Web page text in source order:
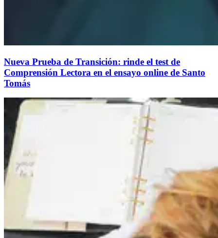
Nueva Prueba de Transición: rinde el test de
Comprensión Lectora en el ensayo online de Santo
Tomás